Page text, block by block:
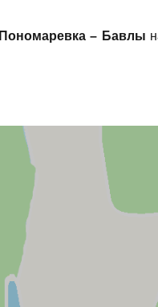
Пономаревка – Бавлы